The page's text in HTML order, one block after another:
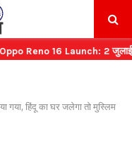
16 Launch: 2 जुलाई को भारत
गया, हिंदू का घर जलेगा तो मुस्लिम